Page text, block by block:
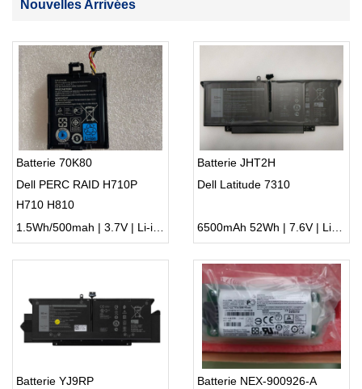
Nouvelles Arrivées
Batterie 70K80
Dell PERC RAID H710P
H710 H810
1.5Wh/500mah | 3.7V | Li-ion ...
Batterie JHT2H
Dell Latitude 7310
6500mAh 52Wh | 7.6V | Li-ion ...
Batterie YJ9RP
Batterie NEX-900926-A